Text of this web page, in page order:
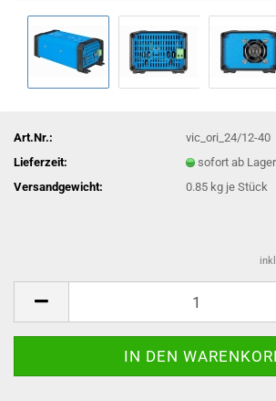
Art.Nr.:
vic_ori_24/12-40
Lieferzeit:
sofort ab
Versandgewicht: 0.85 kg je Stück